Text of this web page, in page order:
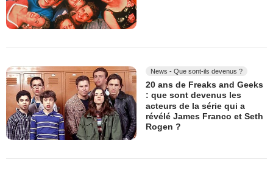
News - Que sont-ils devenus ?
20 ans de Freaks and Geeks
: que sont devenus les
acteurs de la série qui a
révélé James Franco et Seth
Rogen ?